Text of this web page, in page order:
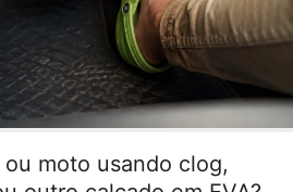
moto usando clog,